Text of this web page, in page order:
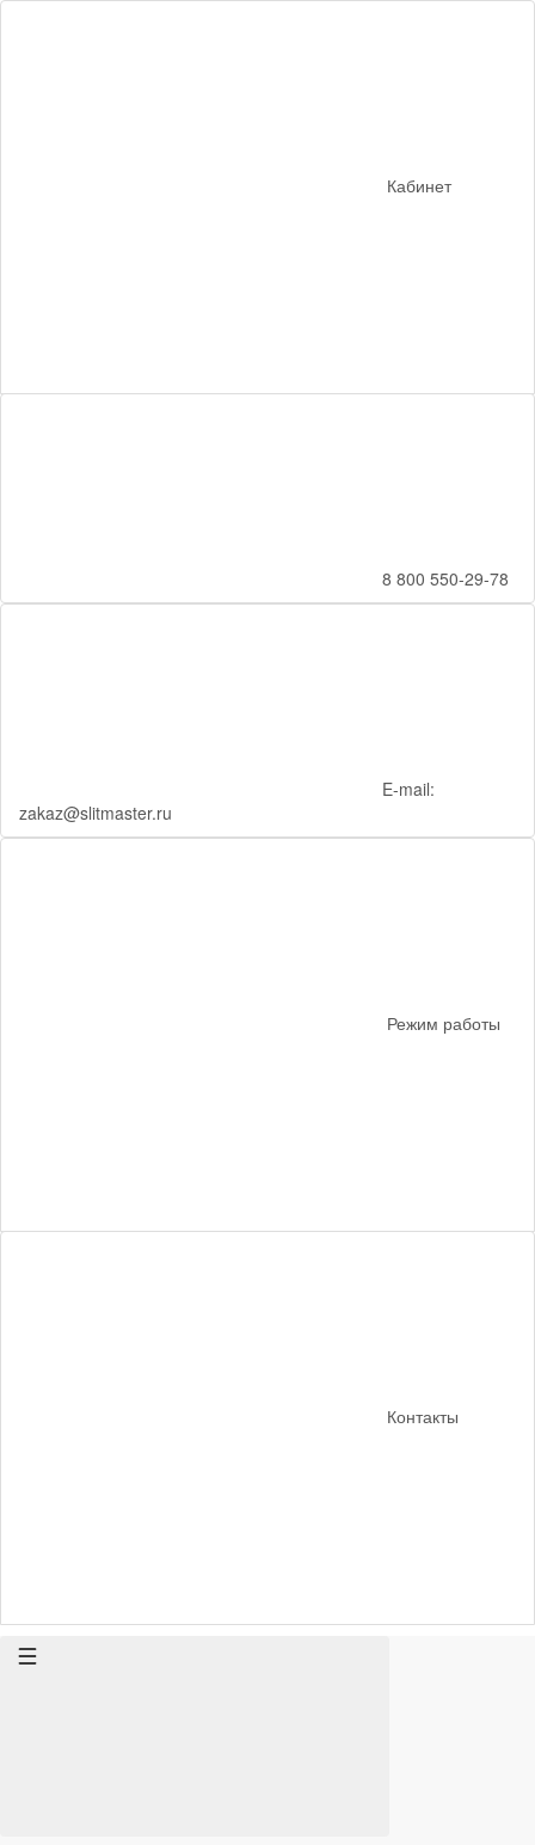
Кабинет
8 800 550-29-78
E-mail:
zakaz@slitmaster.ru
Режим работы
Контакты